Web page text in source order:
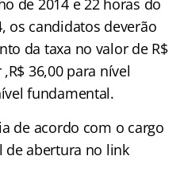
de 2014 e 22 horas do
os candidatos deverão
da taxa no valor de R$
36,00 para nível
fundamental.
de acordo com o cargo
abertura no link